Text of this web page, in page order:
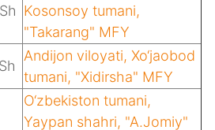
Kosonsoy tumani,
"Takarang" MFY
Andijon viloyati, Xo‘jaobod
tumani, "Xidirsha" MFY
O‘zbekiston tumani,
Yaypan shahri, "A.Jomiy"